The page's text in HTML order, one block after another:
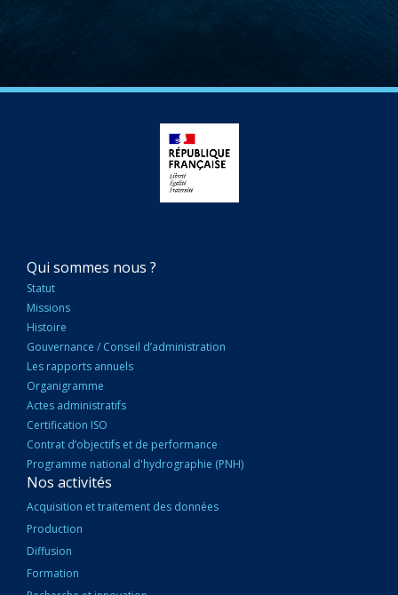
NAVIGATION
PRINCIPALE
Qui sommes nous ?
Statut
Missions
Histoire
Gouvernance / Conseil d’administration
Les rapports annuels
Organigramme
Actes administratifs
Certification ISO
Contrat d’objectifs et de performance
Programme national d'hydrographie (PNH)
Nos activités
Acquisition et traitement des données
Production
Diffusion
Formation